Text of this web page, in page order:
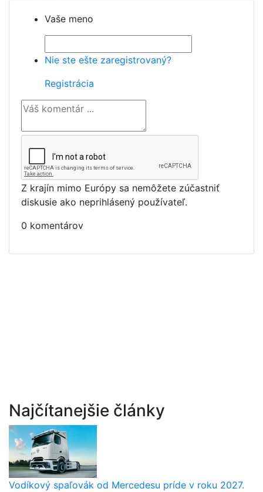
Vaše meno
Nie ste ešte zaregistrovaný?
Registrácia
Z krajín mimo Európy sa nemôžete zúčastniť
diskusie ako neprihlásený používateľ.
0 komentárov
Najčítanejšie články
Vodíkový spaľovák od Mercedesu príde v roku 2027.